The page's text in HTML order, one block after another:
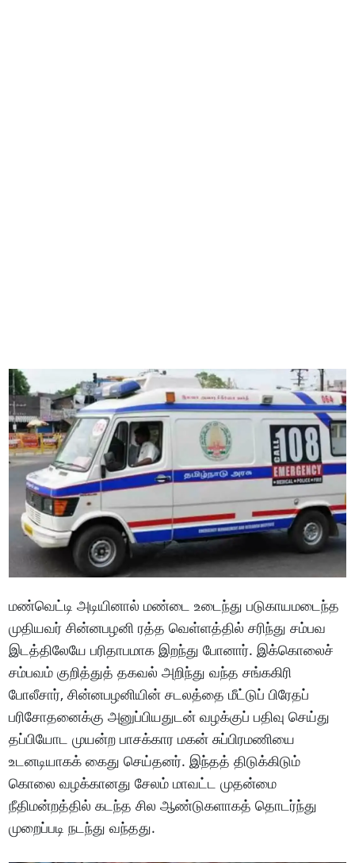
மண்வெட்டி அடியினால் மண்டை உடைந்து படுகாயமடைந்த
முதியவர் சின்னபழனி ரத்த வெள்ளத்தில் சரிந்து சம்பவ
இடத்திலேயே பரிதாபமாக இறந்து போனார். இக்கொலைச்
சம்பவம் குறித்துத் தகவல் அறிந்து வந்த சங்ககிரி
போலீசார், சின்னபழனியின் சடலத்தை மீட்டுப் பிரேதப்
பரிசோதனைக்கு அனுப்பியதுடன் வழக்குப் பதிவு செய்து
தப்பியோட முயன்ற பாசக்கார மகன் சுப்பிரமணியை
உடனடியாகக் கைது செய்தனர். இந்தத் திடுக்கிடும்
கொலை வழக்கானது சேலம் மாவட்ட முதன்மை
நீதிமன்றத்தில் கடந்த சில ஆண்டுகளாகத் தொடர்ந்து
முறைப்படி நடந்து வந்தது.